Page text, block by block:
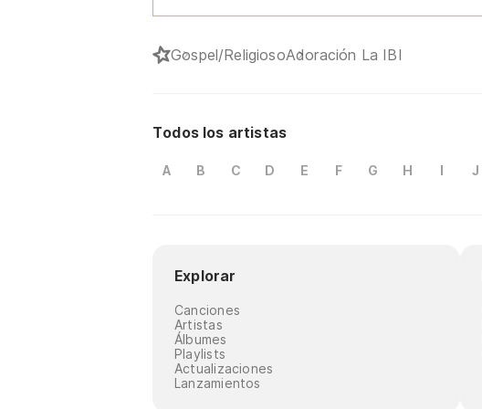
Gospel/ReligiosoAdoración La IBI
Todos los artistas
A B C D E F G H I J
Explorar
Canciones
Artistas
Álbumes
Playlists
Actualizaciones
Lanzamientos